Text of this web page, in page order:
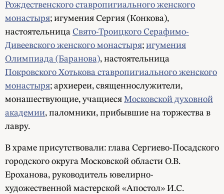
Рождественского ставропигиального женского
монастыря; игумения Сергия (Конкова),
настоятельница Свято-Троицкого Серафимо-
Дивеевского женского монастыря; игумения
Олимпиада (Баранова), настоятельница
Покровского Хотькова ставропигиального женского
монастыря; архиереи, священнослужители,
монашествующие, учащиеся Московской духовной
академии, паломники, прибывшие на торжества в
лавру.
В храме присутствовали: глава Сергиево-Посадского
городского округа Московской области О.В.
Ероханова, руководитель ювелирно-
художественной мастерской «Апостол» И.С.